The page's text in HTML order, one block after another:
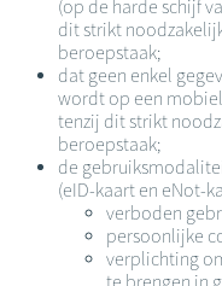
(op de harde schijf
dit strikt
beroepstaak;
dat geen enkel
wordt op een
tenzij dit strikt
beroepstaak;
de
(eID-kaart en eNot-
verboden
persoonlijke
verplichting